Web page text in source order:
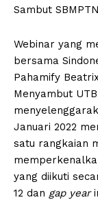
Sambut
Webinar yang
bersama
Pahamify
Menyambut
Januari 2022
satu rangkaian
yang diikuti
12 dan gap year